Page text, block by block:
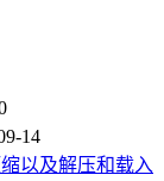
14
以及解压和载入